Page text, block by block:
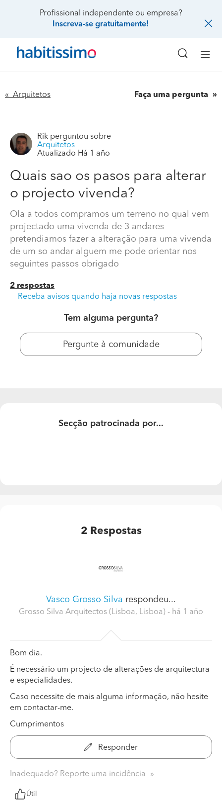
Profissional independente ou empresa?
Inscreva-se gratuitamente!
« Arquitetos Faça uma pergunta
Quais sao os pasos para alterar o projecto vivenda?
projectado uma vivenda de 3 andares pretendiamos
fazer a alteração para uma vivenda de um so andar
alguem me pode orientar nos seguintes passos
obrigado
Rik perguntou sobre
Arquitetos
Atualizado Há 1 año
Quais sao os pasos para alterar
o projecto vivenda?
Ola a todos compramos um terreno no qual vem
projectado uma vivenda de 3 andares
pretendiamos fazer a alteração para uma vivenda
de um so andar alguem me pode orientar nos
seguintes passos obrigado
2 respostas
Receba avisos quando haja novas respostas
Tem alguma pergunta?
Pergunte à comunidade
Secção patrocinada por...
2 Respostas
Vasco Grosso Silva respondeu...
Grosso Silva Arquitectos (Lisboa, Lisboa) - há 1 año
Bom dia.
É necessário um projecto de alterações de arquitectura
e especialidades.
Caso necessite de mais alguma informação, não hesite
em contactar-me.
Cumprimentos
Responder
Inadequado? Reporte uma incidência
Útil